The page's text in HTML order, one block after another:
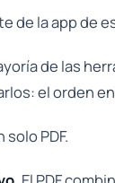
de la app de
de las
el orden
PDF.